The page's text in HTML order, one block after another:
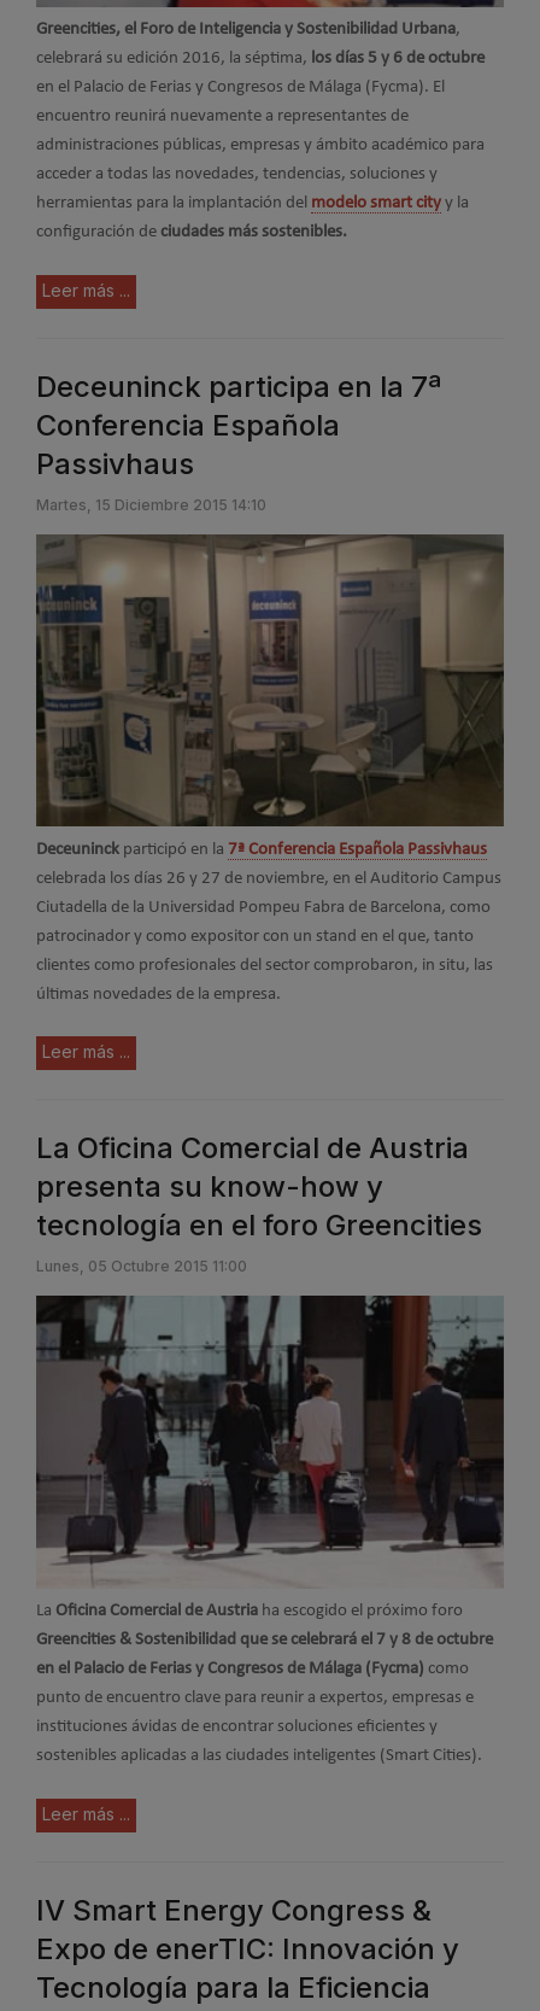
Greencities, el Foro de Inteligencia y Sostenibilidad Urbana,
celebrará su edición 2016, la séptima, los días 5 y 6 de octubre
en el Palacio de Ferias y Congresos de Málaga (Fycma). El
encuentro reunirá nuevamente a representantes de
administraciones públicas, empresas y ámbito académico para
acceder a todas las novedades, tendencias, soluciones y
herramientas para la implantación del modelo smart city y la
configuración de ciudades más sostenibles.
Leer más ...
Deceuninck participa en la 7ª
Conferencia Española
Passivhaus
Martes, 15 Diciembre 2015 14:10
Deceuninck participó en la 7ª Conferencia Española Passivhaus
celebrada los días 26 y 27 de noviembre, en el Auditorio Campus
Ciutadella de la Universidad Pompeu Fabra de Barcelona, como
patrocinador y como expositor con un stand en el que, tanto
clientes como profesionales del sector comprobaron, in situ, las
últimas novedades de la empresa.
Leer más ...
La Oficina Comercial de Austria
presenta su know-how y
tecnología en el foro Greencities
Lunes, 05 Octubre 2015 11:00
La Oficina Comercial de Austria ha escogido el próximo foro
Greencities & Sostenibilidad que se celebrará el 7 y 8 de octubre
en el Palacio de Ferias y Congresos de Málaga (Fycma) como
punto de encuentro clave para reunir a expertos, empresas e
instituciones ávidas de encontrar soluciones eficientes y
sostenibles aplicadas a las ciudades inteligentes (Smart Cities).
Leer más ...
IV Smart Energy Congress &
Expo de enerTIC: Innovación y
Tecnología para la Eficiencia